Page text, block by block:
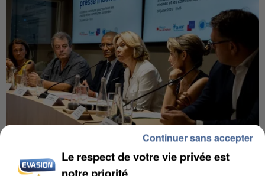
INCENDIES : L’ÎLE-DE-FRANCE LANCE UN ÉLAN
Le respect de votre vie privée est
notre priorité
Continuer sans accepter